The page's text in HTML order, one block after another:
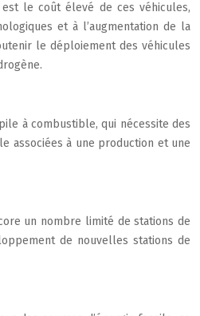
le coût élevé de ces véhicules,
et à l’augmentation de la
le déploiement des véhicules
à combustible, qui nécessite des
associées à une production et une
un nombre limité de stations de
de nouvelles stations de